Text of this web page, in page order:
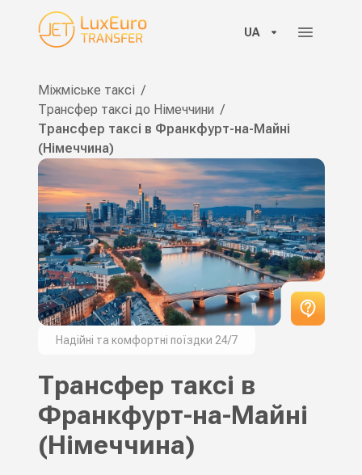
UA
Міжміське таксі /
Трансфер таксі до Німеччини /
Трансфер таксі в Франкфурт-на-Майні
(Німеччина)
Надійні та комфортні поїздки 24/7
Трансфер таксі в
Франкфурт-на-Майні
(Німеччина)